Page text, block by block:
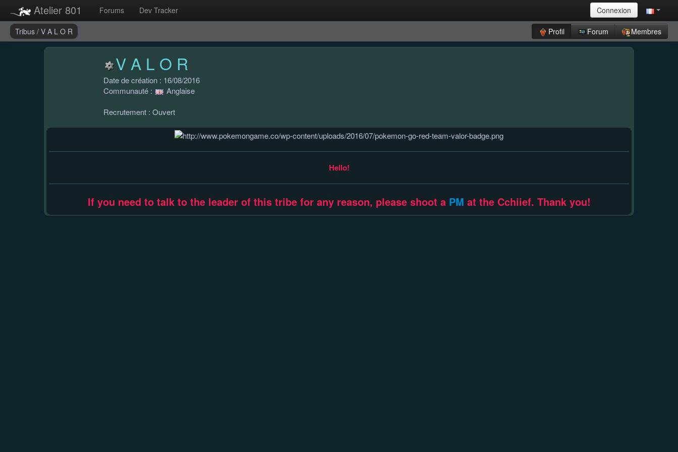
Atelier 801 Forums Dev Tracker Connexion
Tribus / V A L O R Profil Forum Membres
V A L O R
Date de création : 16/08/2016
Communauté :
Anglaise
Recrutement : Ouvert
Hello!
If you need to talk to the leader of this tribe for any reason, please shoot a PM at the Cchiief. Thank you!